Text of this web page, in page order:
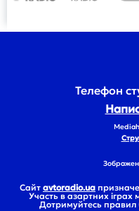
Телефон
Сайт avtoradio.ua
Участь в азартних іграх
Дотримуйтесь правил